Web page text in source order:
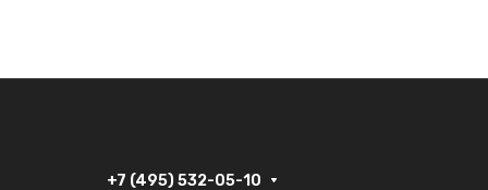
+7 (495) 532-05-10